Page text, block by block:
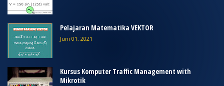
Pelajaran Matematika VEKTOR
Juni 01, 2021
Kursus Komputer Traffic Management with
Mikrotik